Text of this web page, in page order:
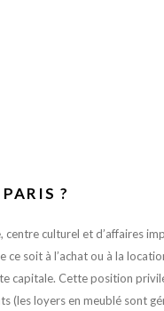
?
culturel et d’affaires
soit à l’achat ou à la
capitale. Cette position
(les loyers en meublé sont